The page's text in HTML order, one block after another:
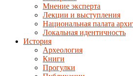
Мнение эксперта
Лекции и выступления
Национальная палата
Локальная идентичность
История
Археология
Книги
Прогулки